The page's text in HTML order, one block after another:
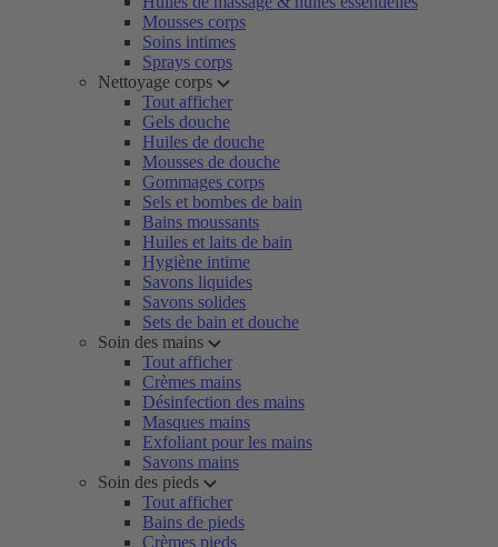
Mousses corps
Soins intimes
Sprays corps
Nettoyage corps
Tout afficher
Gels douche
Huiles de douche
Mousses de douche
Gommages corps
Sels et bombes de bain
Bains moussants
Huiles et laits de bain
Hygiène intime
Savons liquides
Savons solides
Sets de bain et douche
Soin des mains
Tout afficher
Crèmes mains
Désinfection des mains
Masques mains
Exfoliant pour les mains
Savons mains
Soin des pieds
Tout afficher
Bains de pieds
Crèmes pieds